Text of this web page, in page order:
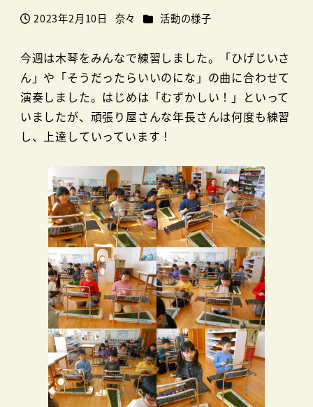
投稿日
2023年2月10日
著
奈々 カテゴリー
活動の様子
今週は木琴をみんなで練習しました。「ひげじいさ
ん」や「そうだったらいいのにな」の曲に合わせて
演奏しました。はじめは「むずかしい！」といって
いましたが、頑張り屋さんな年長さんは何度も練習
し、上達していっています！